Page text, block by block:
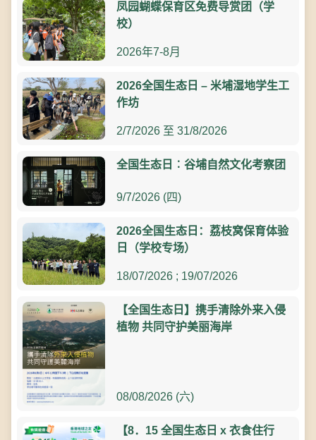
凤园蝴蝶保育区免费导赏团（学
校）
2026年7-8月
2026全国生态日 – 米埔湿地学生工
作坊
2/7/2026 至 31/8/2026
全国生态日︰谷埔自然文化考察团
9/7/2026 (四)
2026全国生态日：荔枝窝保育体验
日（学校专场）
18/07/2026 ; 19/07/2026
【全国生态日】携手清除外来入侵
植物 共同守护美丽海岸
08/08/2026 (六)
【8．15 全国生态日 x 衣食住行